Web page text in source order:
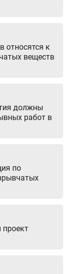
относятся к
веществ
должны
работ в
по
проект